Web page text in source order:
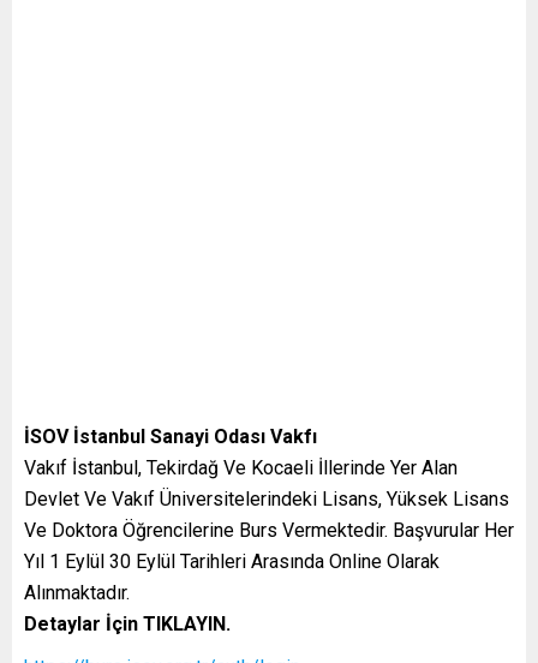
İSOV İstanbul Sanayi Odası Vakfı
Vakıf İstanbul, Tekirdağ Ve Kocaeli İllerinde Yer Alan
Devlet Ve Vakıf Üniversitelerindeki Lisans, Yüksek Lisans
Ve Doktora Öğrencilerine Burs Vermektedir. Başvurular Her
Yıl 1 Eylül 30 Eylül Tarihleri Arasında Online Olarak
Alınmaktadır.
Detaylar İçin TIKLAYIN.